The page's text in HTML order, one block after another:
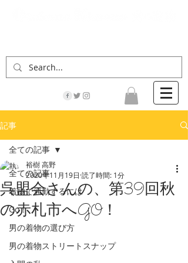
記事
全ての記事
着物で通勤するには
Go！
男の着物の選び方
男の着物ストリートスナップ
全ての記事
呉盟会さんの、第39回秋
の赤札市へGO！
裕樹 高野
2020年11月19日 読了時間: 1分